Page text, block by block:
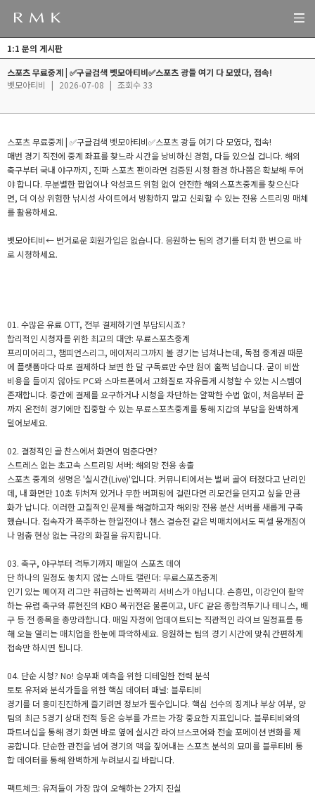
1:1 문의 게시판
스포츠 무료중계 | ✅구글검색 벳모아티비✅스포츠 광들 여기 다 모였다, 접속!
벳모아티비
| 2026-07-08 | 조회수 33
스포츠 무료중계 | ✅구글검색 벳모아티비✅스포츠 광들 여기 다 모였다, 접속!
매번 경기 직전에 중계 좌표를 찾느라 시간을 낭비하신 경험, 다들 있으실 겁니다. 해외
축구부터 국내 야구까지, 진짜 스포츠 팬이라면 검증된 시청 환경 하나쯤은 확보해 두어
야 합니다. 무분별한 팝업이나 악성코드 위험 없이 안전한 해외스포츠중계를 찾으신다
면, 더 이상 위험한 낚시성 사이트에서 방황하지 말고 신뢰할 수 있는 전용 스트리밍 매체
를 활용하세요.
벳모아티비← 번거로운 회원가입은 없습니다. 응원하는 팀의 경기를 터치 한 번으로 바
로 시청하세요.
01. 수많은 유료 OTT, 전부 결제하기엔 부담되시죠?
합리적인 시청자를 위한 최고의 대안: 무료스포츠중계
프리미어리그, 챔피언스리그, 메이저리그까지 볼 경기는 넘쳐나는데, 독점 중계권 때문
에 플랫폼마다 따로 결제하다 보면 한 달 구독료만 수만 원이 훌쩍 넘습니다. 굳이 비싼
비용을 들이지 않아도 PC와 스마트폰에서 고화질로 자유롭게 시청할 수 있는 시스템이
존재합니다. 중간에 결제를 요구하거나 시청을 차단하는 얄팍한 수법 없이, 처음부터 끝
까지 온전히 경기에만 집중할 수 있는 무료스포츠중계를 통해 지갑의 부담을 완벽하게
덜어보세요.
02. 결정적인 골 찬스에서 화면이 멈춘다면?
스트레스 없는 초고속 스트리밍 서버: 해외망 전용 송출
스포츠 중계의 생명은 '실시간(Live)'입니다. 커뮤니티에서는 벌써 골이 터졌다고 난리인
데, 내 화면만 10초 뒤처져 있거나 무한 버퍼링에 걸린다면 리모컨을 던지고 싶을 만큼
화가 납니다. 이러한 고질적인 문제를 해결하고자 해외망 전용 분산 서버를 새롭게 구축
했습니다. 접속자가 폭주하는 한일전이나 챔스 결승전 같은 빅매치에서도 픽셀 뭉개짐이
나 멈춤 현상 없는 극강의 화질을 유지합니다.
03. 축구, 야구부터 격투기까지 매일이 스포츠 데이
단 하나의 일정도 놓치지 않는 스마트 캘린더: 무료스포츠중계
인기 있는 메이저 리그만 취급하는 반쪽짜리 서비스가 아닙니다. 손흥민, 이강인이 활약
하는 유럽 축구와 류현진의 KBO 복귀전은 물론이고, UFC 같은 종합격투기나 테니스, 배
구 등 전 종목을 총망라합니다. 매일 자정에 업데이트되는 직관적인 라이브 일정표를 통
해 오늘 열리는 매치업을 한눈에 파악하세요. 응원하는 팀의 경기 시간에 맞춰 간편하게
접속만 하시면 됩니다.
04. 단순 시청? No! 승무패 예측을 위한 디테일한 전력 분석
토토 유저와 분석가들을 위한 핵심 데이터 패널: 블루티비
경기를 더 흥미진진하게 즐기려면 정보가 필수입니다. 핵심 선수의 징계나 부상 여부, 양
팀의 최근 5경기 상대 전적 등은 승부를 가르는 가장 중요한 지표입니다. 블루티비와의
파트너십을 통해 경기 화면 바로 옆에 실시간 라이브스코어와 전술 포메이션 변화를 제
공합니다. 단순한 관전을 넘어 경기의 맥을 짚어내는 스포츠 분석의 묘미를 블루티비 통
합 데이터를 통해 완벽하게 누려보시길 바랍니다.
팩트체크: 유저들이 가장 많이 오해하는 2가지 진실